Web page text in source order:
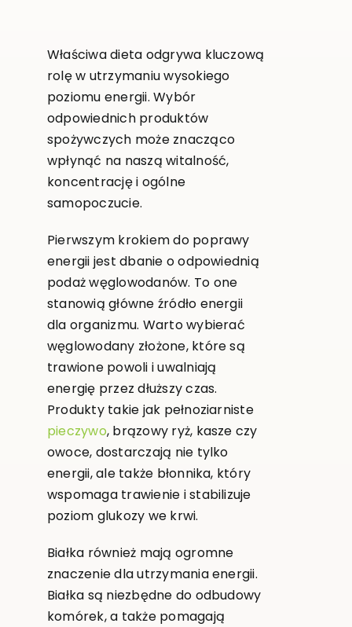
Właściwa dieta odgrywa kluczową
rolę w utrzymaniu wysokiego
poziomu energii. Wybór
odpowiednich produktów
spożywczych może znacząco
wpłynąć na naszą witalność,
koncentrację i ogólne
samopoczucie.
Pierwszym krokiem do poprawy
energii jest dbanie o odpowiednią
podaż węglowodanów. To one
stanowią główne źródło energii
dla organizmu. Warto wybierać
węglowodany złożone, które są
trawione powoli i uwalniają
energię przez dłuższy czas.
Produkty takie jak pełnoziarniste
pieczywo, brązowy ryż, kasze czy
owoce, dostarczają nie tylko
energii, ale także błonnika, który
wspomaga trawienie i stabilizuje
poziom glukozy we krwi.
Białka również mają ogromne
znaczenie dla utrzymania energii.
Białka są niezbędne do odbudowy
komórek, a także pomagają